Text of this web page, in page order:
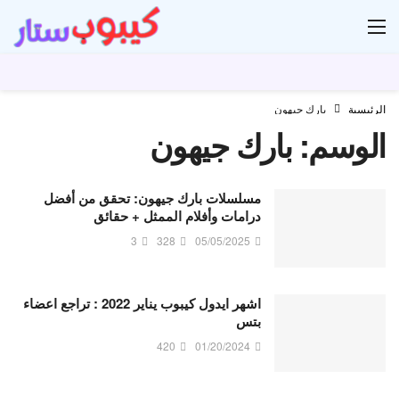
الرئيسية بارك جيهون
الوسم:بارك جيهون
مسلسلات بارك جيهون: تحقق من أفضل
درامات وأفلام الممثل + حقائق
05/05/2025
328
3
اشهر ايدول كيبوب يناير 2022 : تراجع اعضاء
بتس
01/20/2024
420